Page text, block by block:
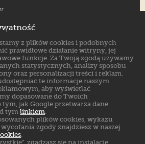
z plików cookies i podobnych
prawidłowe działanie witryny, jej
funkcje. Za Twoją zgodą używamy
statystycznych, analizy sposobu
oraz personalizacji treści i reklam.
te informacje naszym
aby wyświetlać
dopasowane do Twoich
tym, jak Google przetwarza dane
tym linkiem.
plików cookies, wykazu
zgody znajdziesz w naszej
.
zgadzasz się na instalację